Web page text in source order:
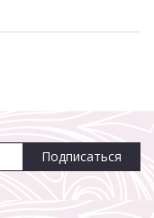
Подписаться